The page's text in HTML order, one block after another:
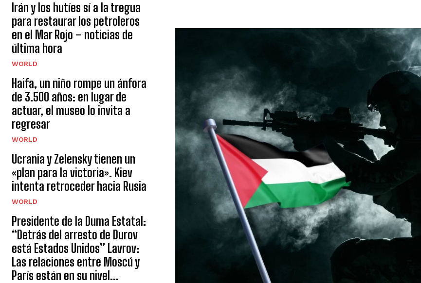
I've read and accept the
Aygen
Irán y los hutíes sí a la tregua
para restaurar los petroleros
en el Mar Rojo – noticias de
última hora
WORLD
Haifa, un niño rompe un ánfora
de 3.500 años: en lugar de
actuar, el museo lo invita a
regresar
WORLD
Ucrania y Zelensky tienen un
«plan para la victoria». Kiev
intenta retroceder hacia Rusia
WORLD
Presidente de la Duma Estatal:
“Detrás del arresto de Durov
está Estados Unidos” Lavrov:
Las relaciones entre Moscú y
París están en su nivel...